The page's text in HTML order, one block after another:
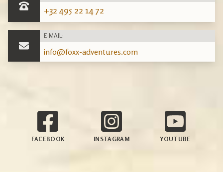
‬+32 495 22 14 72‬
E-MAIL:
‬info@foxx-adventures.com
FACEBOOK INSTAGRAM YOUTUBE